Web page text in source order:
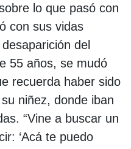
lo que pasó con
con sus vidas
del
55 años, se mudó
recuerda haber sido
niñez, donde iban
“Vine a buscar un
‘Acá te puedo